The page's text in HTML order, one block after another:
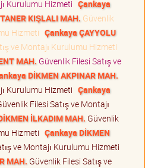
Kurulumu Hizmeti Çankaya
KIŞLALI MAH. Güvenlik
Hizmeti Çankaya ÇAYYOLU
ve Montajı Kurulumu Hizmeti
MAH. Güvenlik Filesi Satış ve
DİKMEN AKPINAR MAH.
Kurulumu Hizmeti Çankaya
Filesi Satış ve Montajı
İLKADIM MAH. Güvenlik
Hizmeti Çankaya DİKMEN
ve Montajı Kurulumu Hizmeti
MAH. Güvenlik Filesi Satış ve